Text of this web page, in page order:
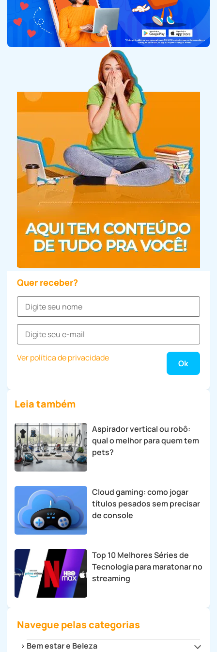
Quer receber?
Ver política de privacidade
Leia também
Aspirador vertical ou robô:
qual o melhor para quem tem
pets?
Cloud gaming: como jogar
títulos pesados sem precisar
de console
Top 10 Melhores Séries de
Tecnologia para maratonar no
streaming
Navegue pelas categorias
Bem estar e Beleza